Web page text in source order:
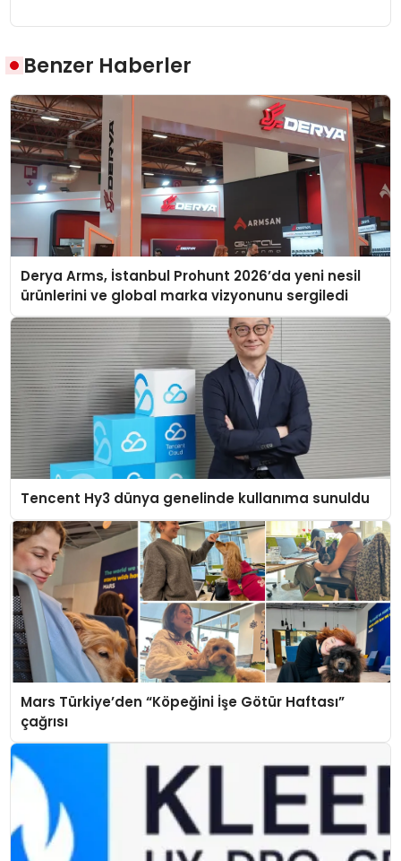
Benzer Haberler
Derya Arms, İstanbul Prohunt 2026’da yeni nesil
ürünlerini ve global marka vizyonunu sergiledi
Tencent Hy3 dünya genelinde kullanıma sunuldu
Mars Türkiye’den “Köpeğini İşe Götür Haftası”
çağrısı